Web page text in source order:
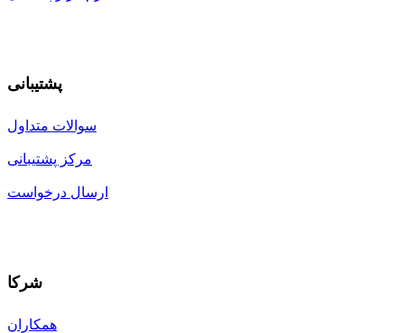
پشتیبانی
سوالات متداول
مرکز پشتیبانی
ارسال درخواست
شرکا
همکاران